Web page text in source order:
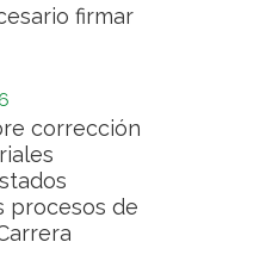
firmar
corrección
procesos de